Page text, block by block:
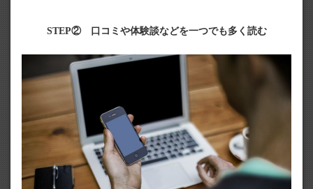
STEP② 口コミや体験談などを一つでも多く読む